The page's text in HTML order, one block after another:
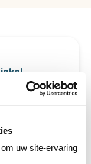
uw site-ervaring
van je
te